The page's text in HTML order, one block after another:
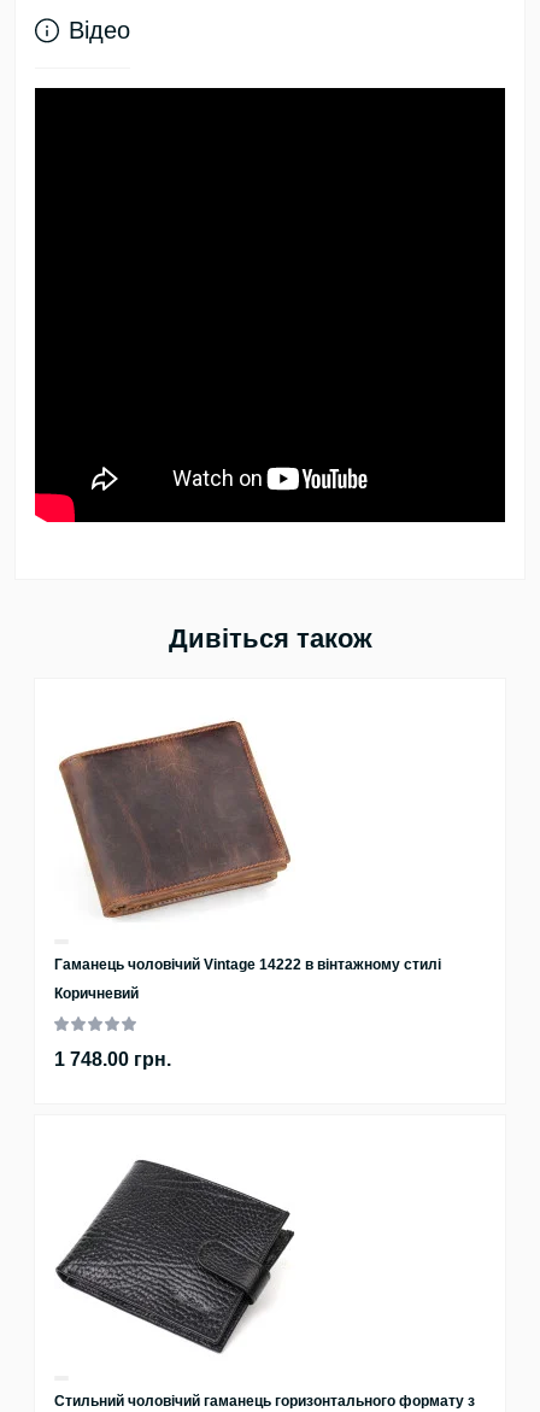
Відео
Дивіться також
Гаманець чоловічий Vintage 14222 в вінтажному стилі
Коричневий
1 748.00 грн.
Стильний чоловічий гаманець горизонтального формату з